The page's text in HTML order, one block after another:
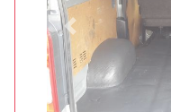
Previous